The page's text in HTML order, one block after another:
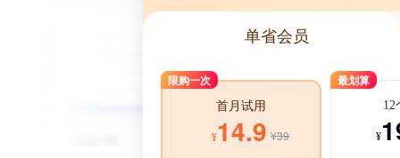
单省会员
限购一次
首月试用
¥14.9 ¥39
最划算
12
¥